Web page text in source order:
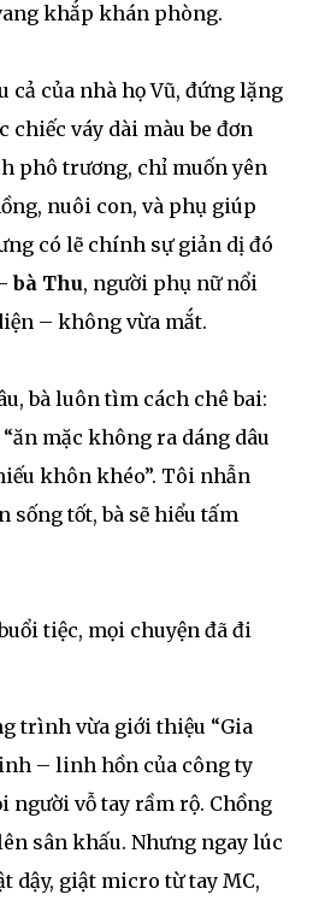
khắp khán phòng.
cả của nhà họ Vũ, đứng lặng
chiếc váy dài màu be đơn
phô trương, chỉ muốn yên
nuôi con, và phụ giúp
có lẽ chính sự giản dị đó
bà Thu, người phụ nữ nổi
– không vừa mắt.
bà luôn tìm cách chê bai:
“ăn mặc không ra dáng dâu
khôn khéo”. Tôi nhẫn
sống tốt, bà sẽ hiểu tấm
tiệc, mọi chuyện đã đi
trình vừa giới thiệu “Gia
– linh hồn của công ty
người vỗ tay rầm rộ. Chồng
sân khấu. Nhưng ngay lúc
dậy, giật micro từ tay MC,